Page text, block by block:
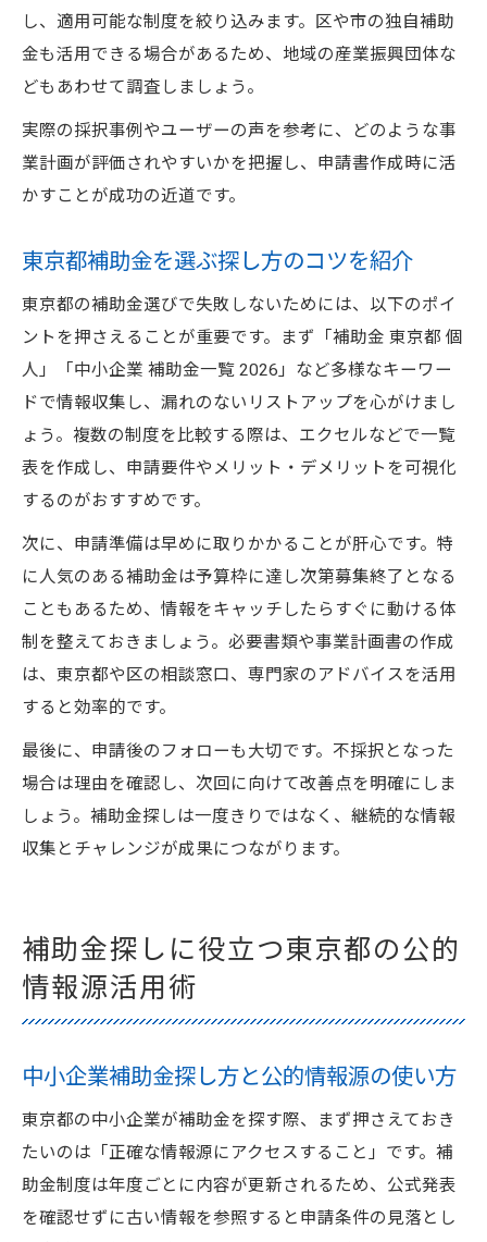
し、適用可能な制度を絞り込みます。区や市の独自補助
金も活用できる場合があるため、地域の産業振興団体な
どもあわせて調査しましょう。
実際の採択事例やユーザーの声を参考に、どのような事
業計画が評価されやすいかを把握し、申請書作成時に活
かすことが成功の近道です。
東京都補助金を選ぶ探し方のコツを紹介
東京都の補助金選びで失敗しないためには、以下のポイ
ントを押さえることが重要です。まず「補助金 東京都 個
人」「中小企業 補助金一覧 2026」など多様なキーワー
ドで情報収集し、漏れのないリストアップを心がけまし
ょう。複数の制度を比較する際は、エクセルなどで一覧
表を作成し、申請要件やメリット・デメリットを可視化
するのがおすすめです。
次に、申請準備は早めに取りかかることが肝心です。特
に人気のある補助金は予算枠に達し次第募集終了となる
こともあるため、情報をキャッチしたらすぐに動ける体
制を整えておきましょう。必要書類や事業計画書の作成
は、東京都や区の相談窓口、専門家のアドバイスを活用
すると効率的です。
最後に、申請後のフォローも大切です。不採択となった
場合は理由を確認し、次回に向けて改善点を明確にしま
しょう。補助金探しは一度きりではなく、継続的な情報
収集とチャレンジが成果につながります。
補助金探しに役立つ東京都の公的
情報源活用術
中小企業補助金探し方と公的情報源の使い方
東京都の中小企業が補助金を探す際、まず押さえておき
たいのは「正確な情報源にアクセスすること」です。補
助金制度は年度ごとに内容が更新されるため、公式発表
を確認せずに古い情報を参照すると申請条件の見落とし